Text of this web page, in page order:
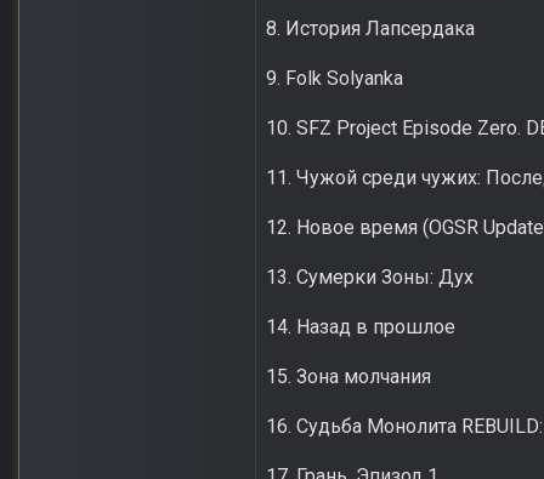
8. История Лапсердака
9. Folk Solyanka
10. SFZ Project Episode Zero.
11. Чужой среди чужих:
12. Новое время (OGSR
13. Сумерки Зоны: Дух
14. Назад в прошлое
15. Зона молчания
16. Судьба Монолита